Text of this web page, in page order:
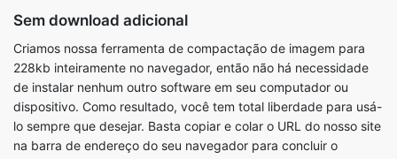
de instalar nenhum outro software em seu computador ou
lo sempre que desejar. Basta copiar e colar o URL do nosso site
na barra de endereço do seu navegador para concluir o
processo de registro conosco.